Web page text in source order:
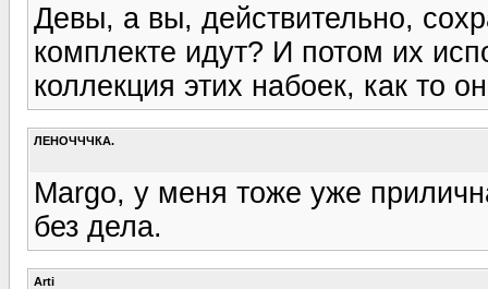
Девы, а вы, действительно,
комплекте идут? И потом их
коллекция этих набоек, как то
ЛЕНОЧЧЧКА.
Margo, у меня тоже уже
без дела.
Arti